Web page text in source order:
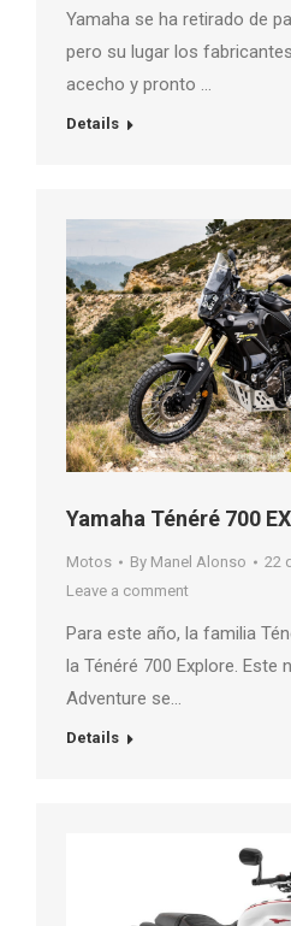
Yamaha se ha retirado de
pero su lugar los
acecho y pronto …
Details
Yamaha Ténéré 700
Motos By Manel Alonso
22
Leave a comment
Para este año, la familia
la Ténéré 700 Explore. Este
Adventure se…
Details